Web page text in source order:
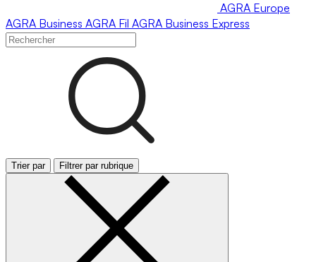
AGRA Europe
AGRA Business AGRA Fil AGRA Business Express
Trier par Filtrer par rubrique